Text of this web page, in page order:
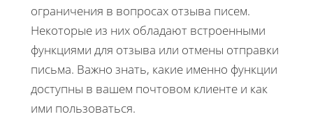
ограничения в вопросах отзыва писем.
Некоторые из них обладают встроенными
функциями для отзыва или отмены отправки
письма. Важно знать, какие именно функции
доступны в вашем почтовом клиенте и как
ими пользоваться.